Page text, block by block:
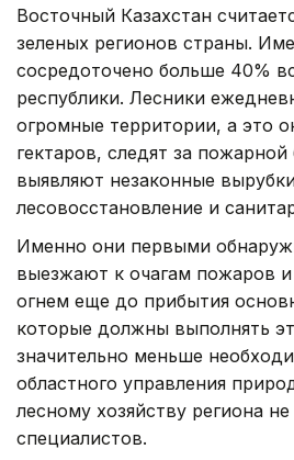
Восточный Казахстан
зеленых регионов страны.
сосредоточено больше 40%
республики. Лесники
огромные территории, а это
гектаров, следят за
выявляют незаконные
лесовосстановление и
Именно они первыми
выезжают к очагам пожаров
огнем еще до прибытия
которые должны выполнять
значительно меньше
областного управления
лесному хозяйству региона
специалистов.